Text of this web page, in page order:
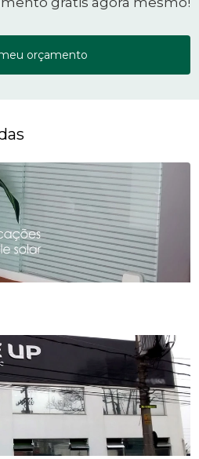
orçamento